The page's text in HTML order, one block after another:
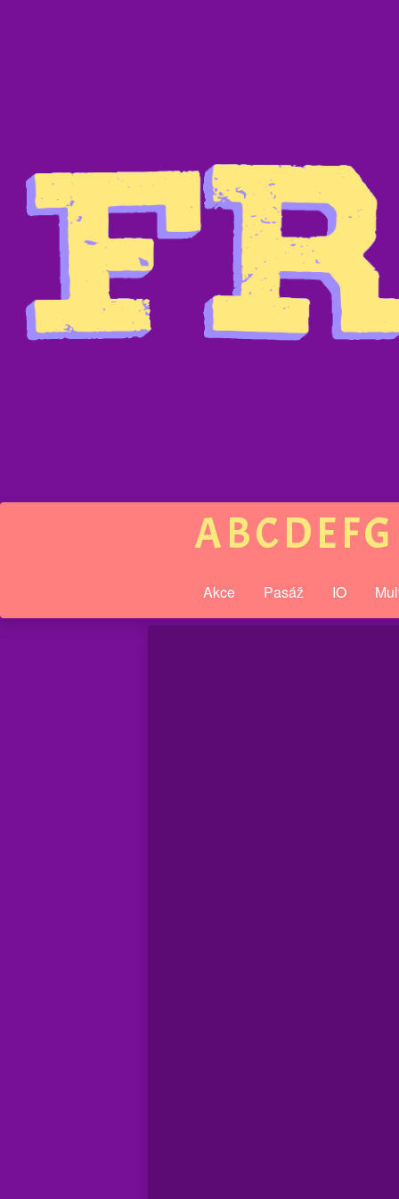
ABCDEFG
Akce Pasáž IO